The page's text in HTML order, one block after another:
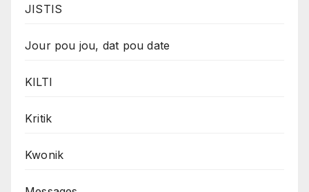
JISTIS
Jour pou jou, dat pou date
KILTI
Kritik
Kwonik